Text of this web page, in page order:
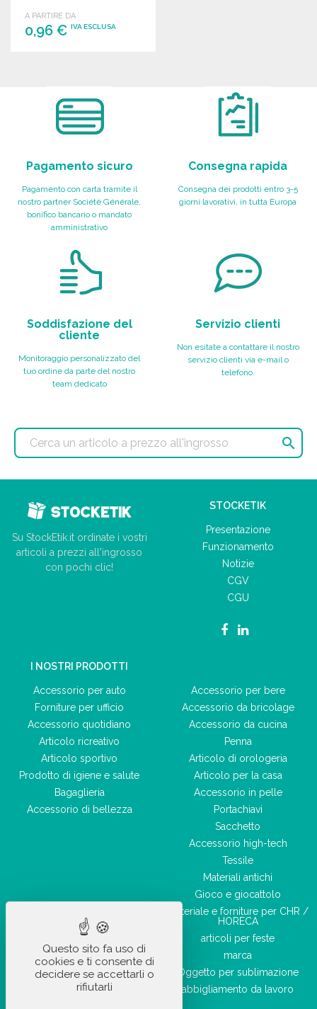
commerciali.
A PARTIRE DA
0,96 € IVA ESCLUSA
Pagamento sicuro
Pagamento con carta tramite il
nostro partner Société Générale,
bonifico bancario o mandato
amministrativo
Consegna rapida
Consegna dei prodotti entro 3-5
giorni lavorativi, in tutta Europa
Soddisfazione del
cliente
Monitoraggio personalizzato del
tuo ordine da parte del nostro
team dedicato
Servizio clienti
Non esitate a contattare il nostro
servizio clienti via e-mail o
telefono.

Su StockEtik.it ordinate i vostri
articoli a prezzi all'ingrosso
con pochi clic!
STOCKETIK
Presentazione
Funzionamento
Notizie
CGV
CGU
I NOSTRI PRODOTTI
Accessorio per auto
Forniture per ufficio
Accessorio quotidiano
Articolo ricreativo
Articolo sportivo
Prodotto di igiene e salute
Bagaglieria
Accessorio di bellezza
Accessorio per bere
Accessorio da bricolage
Accessorio da cucina
Penna
Articolo di orologeria
Articolo per la casa
Accessorio in pelle
Portachiavi
Sacchetto
Accessorio high-tech
Tessile
Materiali antichi
Gioco e giocattolo
Materiale e forniture per CHR /
HORECA
articoli per feste
marca
Oggetto per sublimazione
abbigliamento da lavoro
Questo sito fa uso di
cookies e ti consente di
decidere se accettarli o
rifiutarli